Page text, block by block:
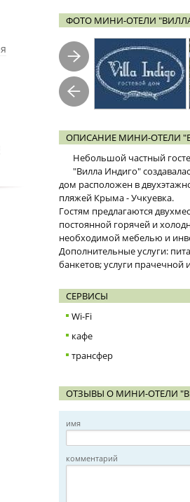
ФОТО МИНИ-ОТЕЛИ
ОПИСАНИЕ МИНИ-ОТЕЛИ
Небольшой частный
"Вилла Индиго"
дом расположен в
пляжей Крыма - Учкуевка.
Гостям предлагаются
постоянной горячей и
необходимой мебелью и
Дополнительные услуги:
банкетов; услуги прачечной
СЕРВИСЫ
Wi-Fi
кафе
трансфер
ОТЗЫВЫ О МИНИ-ОТЕЛИ
имя
комментарий